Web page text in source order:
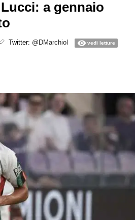
a gennaio
Twitter: @DMarchiol vedi letture